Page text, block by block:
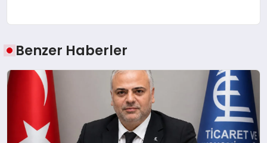
Benzer Haberler